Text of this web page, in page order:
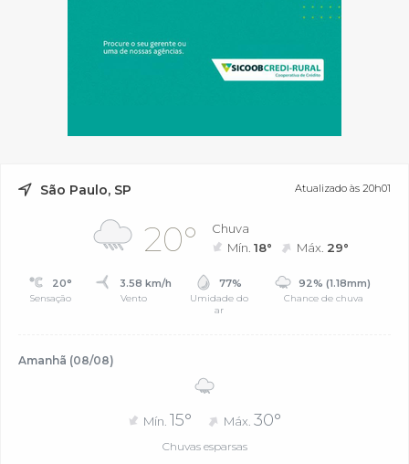
São Paulo, SP Atualizado às 20h01
20°
Chuva
Mín.18° Máx. 29°
20°
Sensação
3.58 km/h
Vento
77%
Umidade do
ar
92% (1.18mm)
Chance de chuva
Amanhã (08/08)
Mín. 15° Máx. 30°
Chuvas esparsas